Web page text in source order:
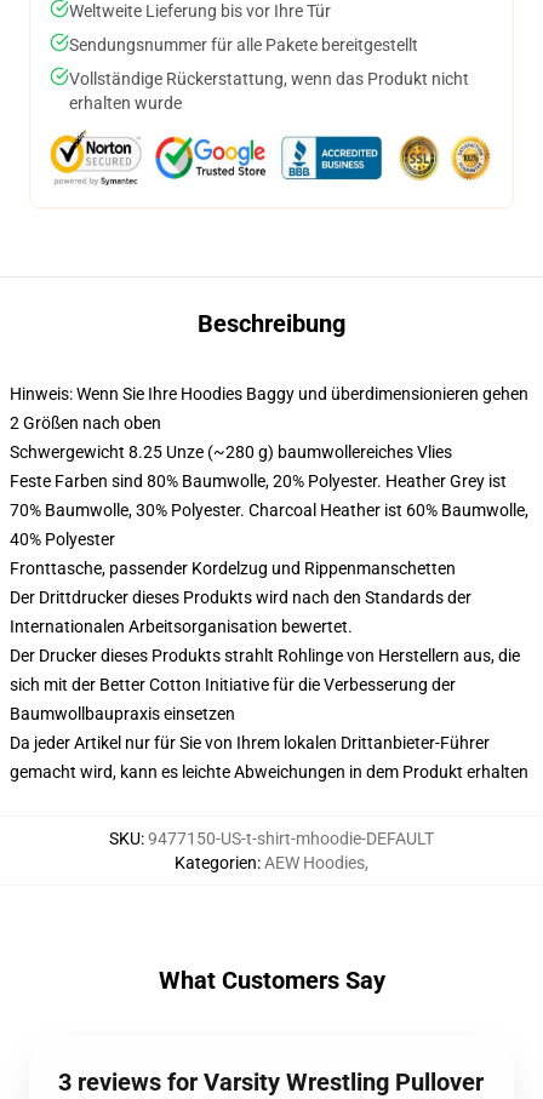
Weltweite Lieferung bis vor Ihre Tür
Sendungsnummer für alle Pakete bereitgestellt
Vollständige Rückerstattung, wenn das Produkt nicht
erhalten wurde
Beschreibung
Hinweis: Wenn Sie Ihre Hoodies Baggy und überdimensionieren gehen
2 Größen nach oben
Schwergewicht 8.25 Unze (~280 g) baumwollereiches Vlies
Feste Farben sind 80% Baumwolle, 20% Polyester. Heather Grey ist
70% Baumwolle, 30% Polyester. Charcoal Heather ist 60% Baumwolle,
40% Polyester
Fronttasche, passender Kordelzug und Rippenmanschetten
Der Drittdrucker dieses Produkts wird nach den Standards der
Internationalen Arbeitsorganisation bewertet.
Der Drucker dieses Produkts strahlt Rohlinge von Herstellern aus, die
sich mit der Better Cotton Initiative für die Verbesserung der
Baumwollbaupraxis einsetzen
Da jeder Artikel nur für Sie von Ihrem lokalen Drittanbieter-Führer
gemacht wird, kann es leichte Abweichungen in dem Produkt erhalten
SKU:9477150-US-t-shirt-mhoodie-DEFAULT
Kategorien:AEW Hoodies,
What Customers Say
3 reviews for Varsity Wrestling Pullover